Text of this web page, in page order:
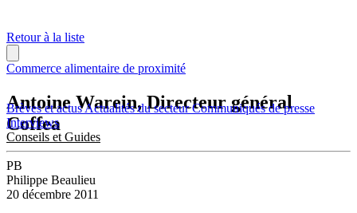
Brèves et actusActualités du secteurCommuniqués de presse
Interviews
Conseils et Guides
Retour à la liste
Commerce alimentaire de proximité
Antoine Warein, Directeur général
Coffea
PB
Philippe Beaulieu
20 décembre 2011